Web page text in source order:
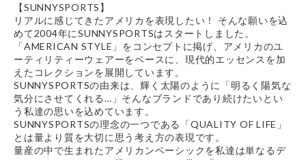
【SUNNYSPORTS】
リアルに感じてきたアメリカを表現したい！ そんな願いを込
めて2004年にSUNNYSPORTSはスタートしました。
「AMERICAN STYLE」をコンセプトに掲げ、アメリカのユ
ーティリティーウェアーをベースに、現代的エッセンスを加
えたコレクションを展開しています。
SUNNYSPORTSの由来は、輝く太陽のように「明るく陽気な
気分にさせてくれる…」そんなブランドであり続けたいとい
う私達の思いを込めています。
SUNNYSPORTSの理念の一つである「QUALITY OF LIFE」
とは量より質を大切に思う考え方の表現です。
量産の中で生まれたアメリカンベーシックを私達は単なるデ